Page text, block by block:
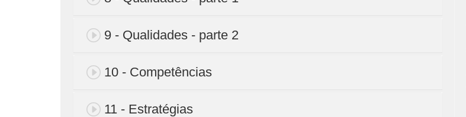
9 - Qualidades - parte 2
10 - Competências
11 - Estratégias